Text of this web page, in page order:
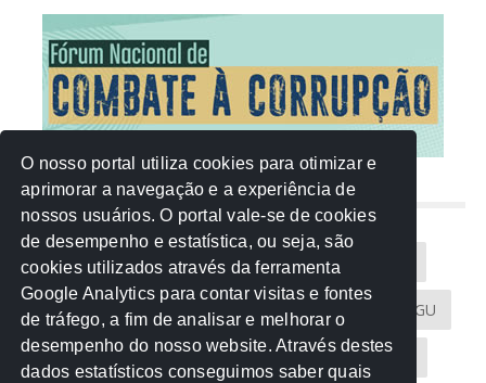
NUVEM DE TAGS
Acontece na Rede AGU AMM
Atricon Audicom CAU-MT CGU
CREA-MT Eventos MPC-MT MPE-MT
O nosso portal utiliza cookies para otimizar e
aprimorar a navegação e a experiência de
nossos usuários. O portal vale-se de cookies
de desempenho e estatística, ou seja, são
cookies utilizados através da ferramenta
Google Analytics para contar visitas e fontes
de tráfego, a fim de analisar e melhorar o
desempenho do nosso website. Através destes
dados estatísticos conseguimos saber quais